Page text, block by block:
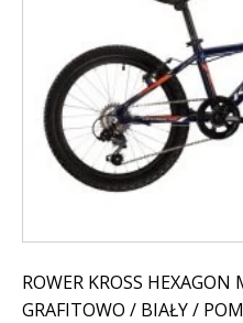
ROWER KROSS HEXAGON
GRAFITOWO / BIAŁY /
Opcje
można
wybrać
stronie